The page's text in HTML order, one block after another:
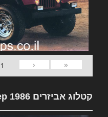
«
‹
1
קטלוג אביזרים Jeep 1986